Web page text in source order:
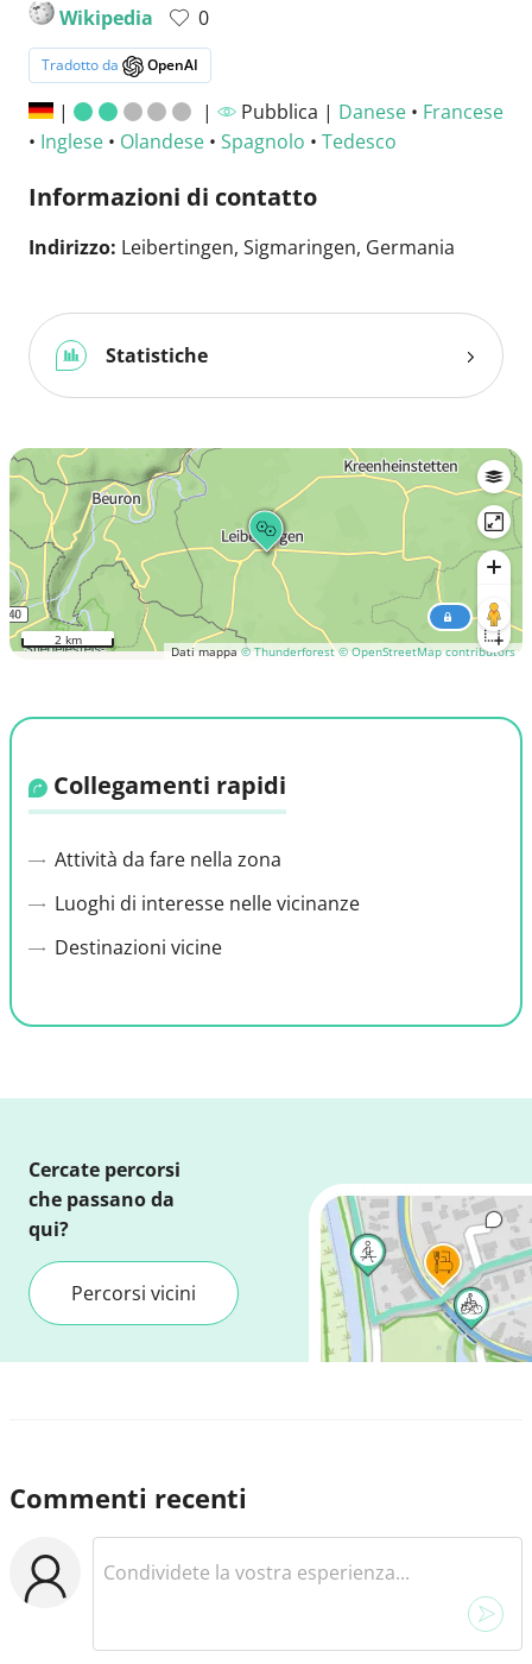
Wikipedia
0
Tradotto da OpenAI
| | Pubblica | Danese• Francese
• Inglese • Olandese • Spagnolo • Tedesco
Informazioni di contatto
Indirizzo: Leibertingen, Sigmaringen, Germania
Statistiche
Dati mappa© Thunderforest © OpenStreetMap contributors
2 km
Collegamenti rapidi
Attività da fare nella zona
Luoghi di interesse nelle vicinanze
Destinazioni vicine
Cercate percorsi
che passano da
qui?
Percorsi vicini
Commenti recenti